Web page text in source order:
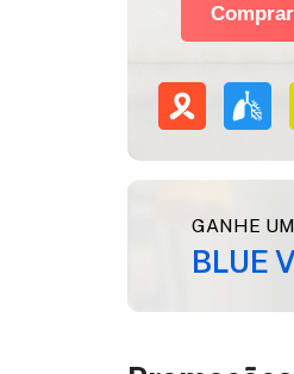
GANHE
BLUE